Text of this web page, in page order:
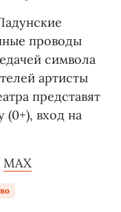
проводы
символа
артисты
представят
(0+), вход на
MAX